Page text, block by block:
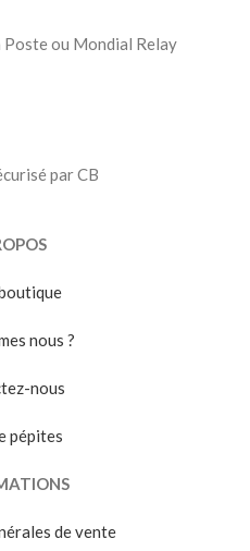
ou Mondial Relay
par CB
nous ?
nous
pépites
de vente